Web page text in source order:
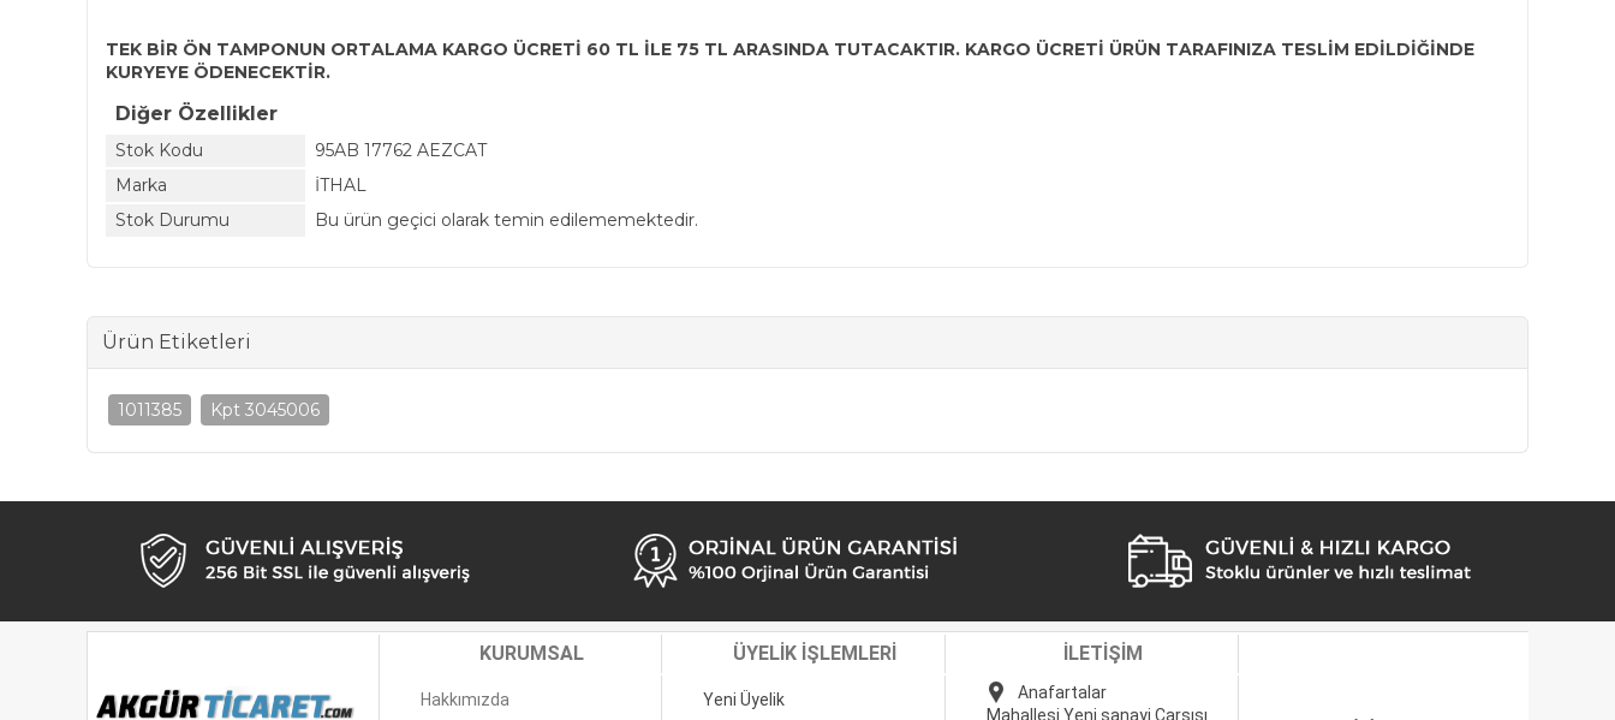
TEK BİR ÖN TAMPONUN ORTALAMA KARGO ÜCRETİ 60 TL İLE 75 TL ARASINDA TUTACAKTIR. KARGO ÜCRETİ ÜRÜN TARAFINIZA TESLİM EDİLDİĞİNDE
KURYEYE ÖDENECEKTİR.
Diğer Özellikler
Stok Kodu
95AB 17762 AEZCAT
Marka
İTHAL
Stok Durumu
Bu ürün geçici olarak temin edilememektedir.
Ürün Etiketleri
1011385 Kpt 3045006
KURUMSAL ÜYELİK İŞLEMLERİ İLETİŞİM
Hakkımızda Yeni Üyelik
Anafartalar
Mahallesi Yeni sanayi Çarşısı